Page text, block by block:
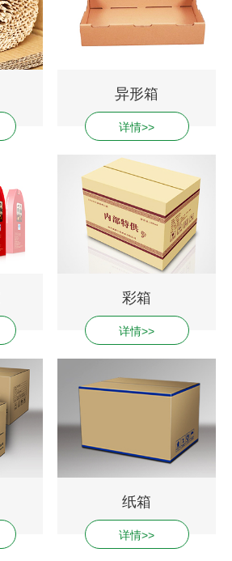
异形箱
详情>>
彩箱
详情>>
纸箱
详情>>